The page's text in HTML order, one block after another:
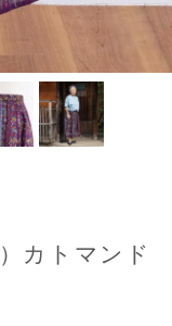
カトマンド